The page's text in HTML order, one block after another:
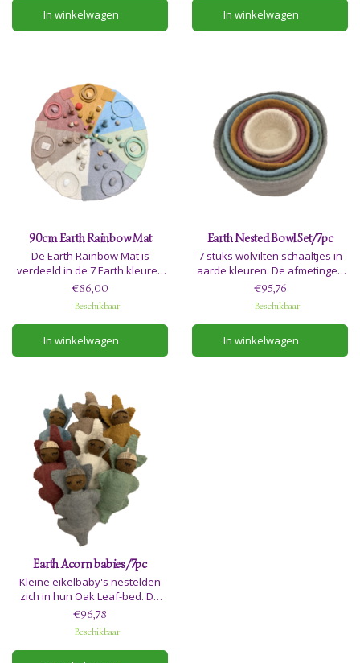
In winkelwagen In winkelwagen
90cm Earth Rainbow Mat
De Earth Rainbow Mat is
verdeeld in de 7 Earth kleuren
en elk van onze Earth range
accessoires zal goed werken
met deze mat.
Het is ontworpen als een open
speelmat, het opzetten van
verhalen en game-ontwikkeling
€86,00
Beschikbaar
In winkelwagen
Earth Nested Bowl Set/7pc
7 stuks wolvilten schaaltjes in
aarde kleuren. De afmetingen
van het grootste schaaltje zijn:
13x20cm
€95,76
Beschikbaar
In winkelwagen
Earth Acorn babies/7pc
Kleine eikelbaby's nestelden
zich in hun Oak Leaf-bed. De
lichaamskleuren komen
overeen met de bladkleuren.
€96,78
Beschikbaar